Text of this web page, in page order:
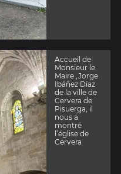
Accueil de
Monsieur le
Maire ,Jorge
Ibáñez Díaz
de la ville de
Cervera de
Pisuerga, il
nous a
montré
l’église de
Cervera